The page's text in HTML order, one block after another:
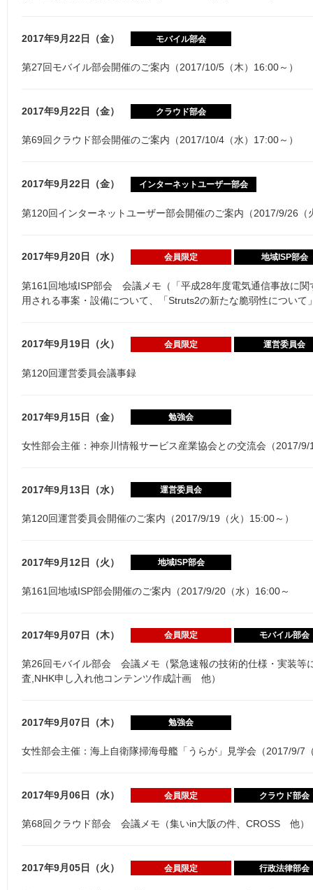
2017年9月22日（金） モバイル部会
第27回モバイル部会開催のご案内（2017/10/5（木）16:00～）
2017年9月22日（金） クラウド部会
第69回クラウド部会開催のご案内（2017/10/4（水）17:00～）
2017年9月22日（金） インターネットユーザー部会
第120回インターネットユーザー部会開催のご案内（2017/9/26（
2017年9月20日（水） 会員限定 地域ISP部会
第161回地域ISP部会 会議メモ（「平成28年度電気通信事故に関
用される事案・設備について、「Struts2の新たな脆弱性につい
2017年9月19日（火） 会員限定 運営委員会
第120回運営委員会議事録
2017年9月15日（金） 勉強会
女性部会主催：神奈川情報サービス産業協会との交流会（2017/
2017年9月13日（水） 運営委員会
第120回運営委員会開催のご案内（2017/9/19（火）15:00～）
2017年9月12日（火） 地域ISP部会
第161回地域ISP部会開催のご案内（2017/9/20（水）16:00～
2017年9月07日（木） 会員限定 モバイル部会
第26回モバイル部会 会議メモ（緊急速報の技術的仕様・実装等
査,NHK申し入れ他コンテンツ作成計画 他）
2017年9月07日（木） 勉強会
女性部会主催：海上自衛隊掃海母艦「うらが」見学会（2017/9/7
2017年9月06日（水） 会員限定 クラウド部会
第68回クラウド部会 会議メモ（集いin大阪の件、CROSS 他）
2017年9月05日（火） 会員限定 行政法律部会